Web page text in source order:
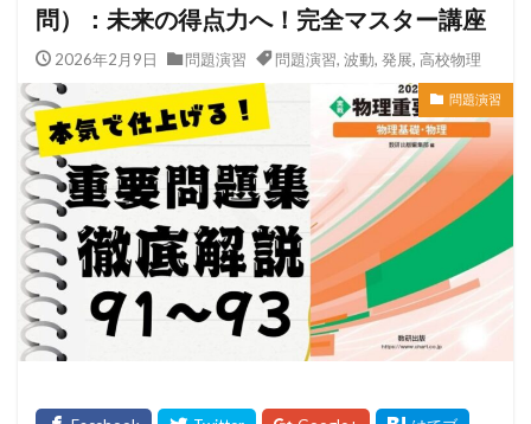
問）：未来の得点力へ！完全マスター講座
2026年2月9日 問題演習 問題演習, 波動, 発展, 高校物理
問題演習